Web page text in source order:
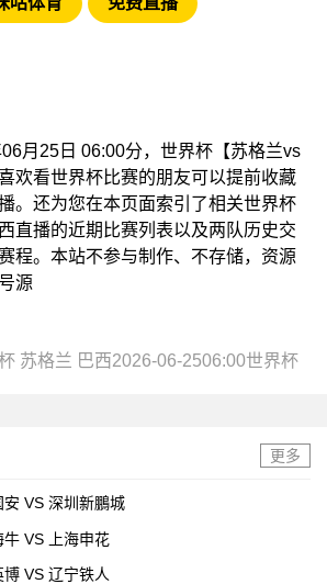
月25日 06:00分，世界杯【苏格兰vs
欢看世界杯比赛的朋友可以提前收藏
。还为您在本页面索引了相关世界杯
直播的近期比赛列表以及两队历史交
程。本站不参与制作、不存储，资源
源
苏格兰 巴西2026-06-2506:00世界杯
更多
VS 深圳新鵬城
VS 上海申花
VS 辽宁铁人